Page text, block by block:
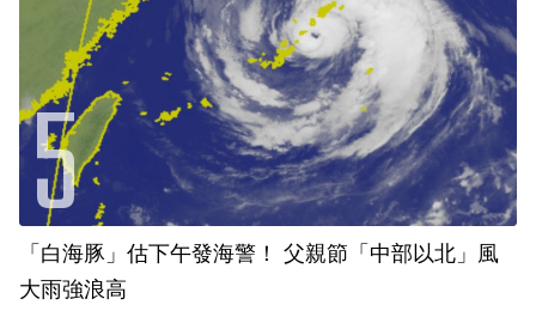
「白海豚」估下午發海警！ 父親節「中部以北」風
大雨強浪高